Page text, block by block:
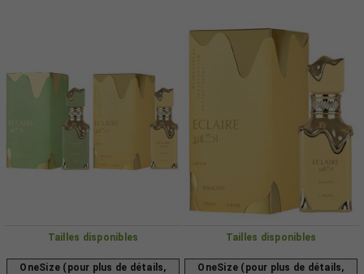
Tailles disponibles
OneSize (pour plus de détails,
Tailles disponibles
OneSize (pour plus de détails,